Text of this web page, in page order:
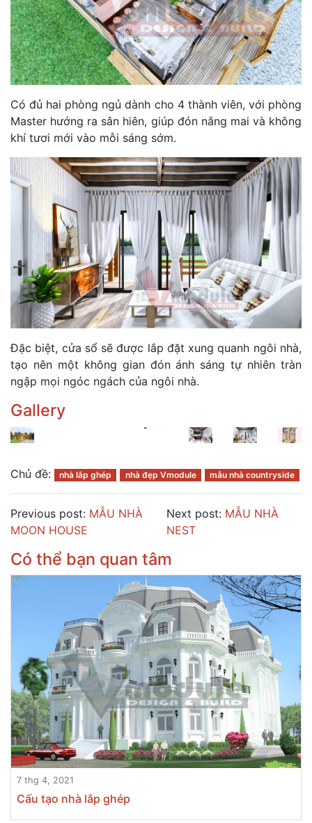
Có đủ hai phòng ngủ dành cho 4 thành viên, với phòng
Master hướng ra sân hiên, giúp đón nắng mai và không
khí tươi mới vào mỗi sáng sớm.
Đặc biệt, cửa sổ sẽ được lắp đặt xung quanh ngôi nhà,
tạo nên một không gian đón ánh sáng tự nhiên tràn
ngập mọi ngóc ngách của ngôi nhà.
Gallery
Chủ đề: nhà lắp ghép nhà đẹp Vmodule mẫu nhà countryside
Previous post: MẪU NHÀ
MOON HOUSE
Next post: MẪU NHÀ
NEST
Có thể bạn quan tâm
7 thg 4, 2021
Cấu tạo nhà lắp ghép